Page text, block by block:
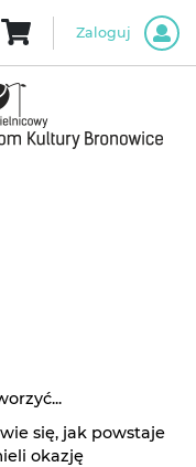
Zaloguj
się, jak powstaje
okazję